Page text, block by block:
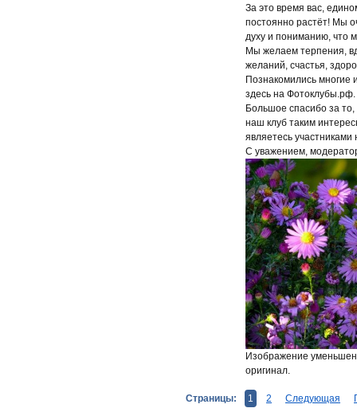
За это время вас,
постоянно растёт! Мы
духу и пониманию, что
Мы желаем терпения,
желаний, счастья,
Познакомились многие
здесь на Фотоклубы.рф.
Большое спасибо за
наш клуб таким
являетесь участниками
С уважением,
Изображение
оригинал.
Страницы: 1 2 Следующая